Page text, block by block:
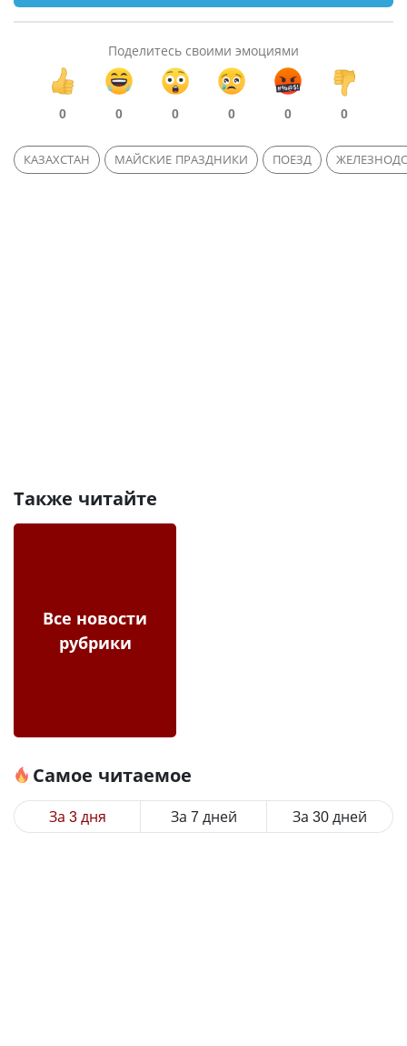
Поделитесь своими эмоциями
0 0 0 0 0 0
КАЗАХСТАН МАЙСКИЕ ПРАЗДНИКИ ПОЕЗД
Также читайте
Все новости
рубрики
Самое читаемое
За 3 дня За 7 дней За 30 дней